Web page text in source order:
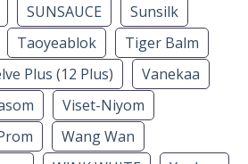
SUNSAUCE
Sunsilk
Taoyeablok
Tiger Balm
Plus (12 Plus)
Vanekaa
Viset-Niyom
Wang Wan